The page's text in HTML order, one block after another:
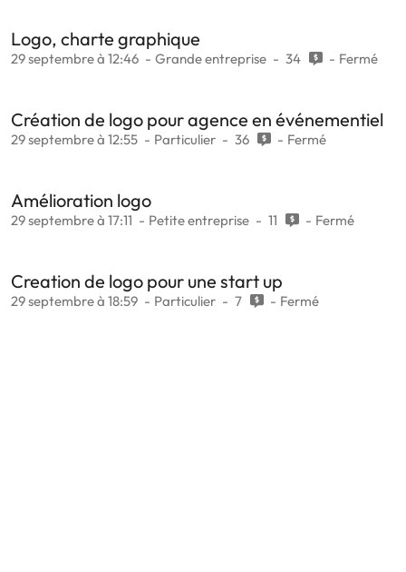
Logo, charte graphique
29 septembre à 12:46 Grande entreprise 34 Fermé
Création de logo pour agence en événementiel
29 septembre à 12:55 Particulier 36 Fermé
Amélioration logo
29 septembre à 17:11 Petite entreprise 11 Fermé
Creation de logo pour une start up
29 septembre à 18:59 Particulier 7 Fermé